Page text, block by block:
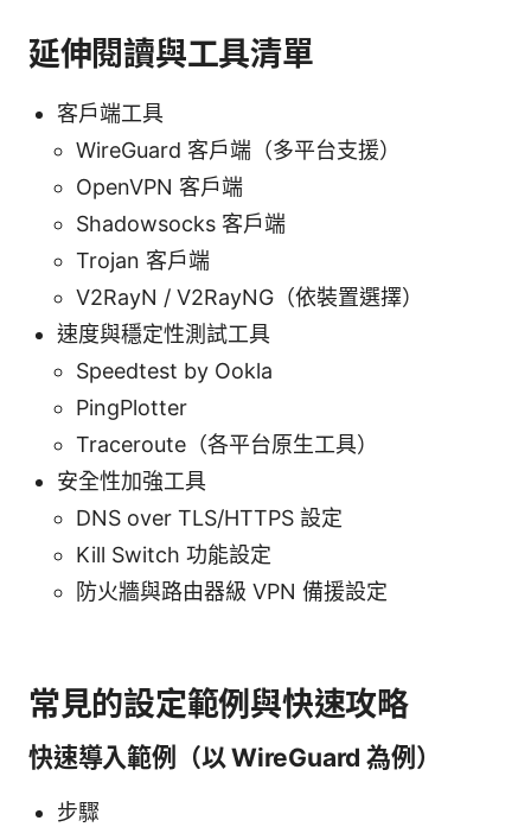
延伸閱讀與工具清單
客戶端工具
WireGuard 客戶端（多平台支援）
OpenVPN 客戶端
Shadowsocks 客戶端
Trojan 客戶端
V2RayN / V2RayNG（依裝置選擇）
速度與穩定性測試工具
Speedtest by Ookla
PingPlotter
Traceroute（各平台原生工具）
安全性加強工具
DNS over TLS/HTTPS 設定
Kill Switch 功能設定
防火牆與路由器級 VPN 備援設定
常見的設定範例與快速攻略
快速導入範例（以 WireGuard 為例）
步驟